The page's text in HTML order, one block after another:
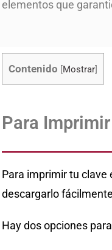
elementos que
Contenido [Mostrar]
Para
Para imprimir tu clave
descargarlo
Hay dos opciones